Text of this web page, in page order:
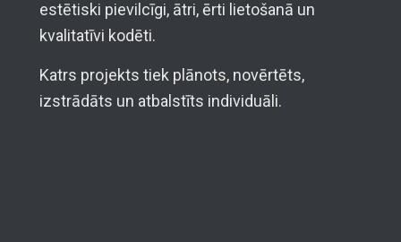
estētiski pievilcīgi, ātri, ērti lietošanā un
kvalitatīvi kodēti.
Katrs projekts tiek plānots, novērtēts,
izstrādāts un atbalstīts individuāli.